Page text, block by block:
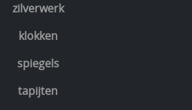
zilverwerk
klokken
spiegels
tapijten